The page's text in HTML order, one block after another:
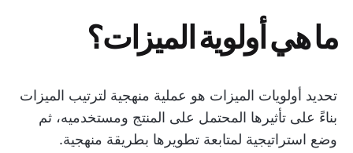
ما هي أولوية الميزات؟
تحديد أولويات الميزات هو عملية منهجية لترتيب الميزات
بناءً على تأثيرها المحتمل على المنتج ومستخدميه، ثم
وضع استراتيجية لمتابعة تطويرها بطريقة منهجية.